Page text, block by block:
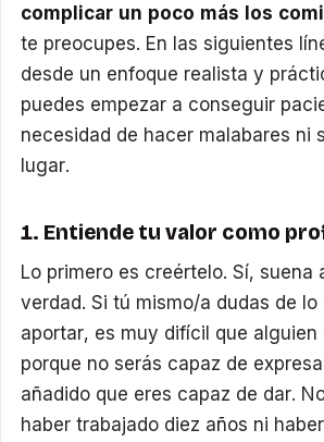
complicar un poco más los
te preocupes. En las siguientes
desde un enfoque realista y
puedes empezar a conseguir
necesidad de hacer malabares ni
lugar.
1. Entiende tu valor como
Lo primero es creértelo. Sí, suena
verdad. Si tú mismo/a dudas de lo
aportar, es muy difícil que alguien
porque no serás capaz de
añadido que eres capaz de dar.
haber trabajado diez años ni